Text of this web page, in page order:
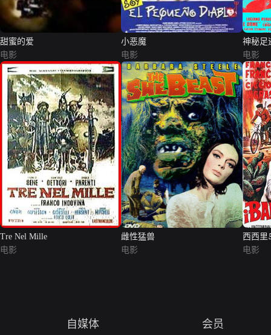
甜蜜的爱
电影
小恶魔
电影
神秘足
电影
Tre Nel Mille
电影
雌性猛兽
电影
西西里
电影
自媒体 会员